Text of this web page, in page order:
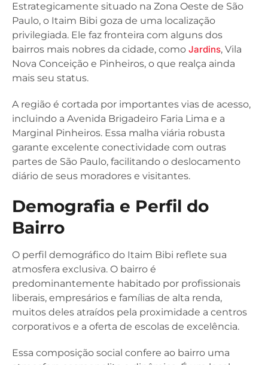
Estrategicamente situado na Zona Oeste de São
Paulo, o Itaim Bibi goza de uma localização
privilegiada. Ele faz fronteira com alguns dos
bairros mais nobres da cidade, como Jardins, Vila
Nova Conceição e Pinheiros, o que realça ainda
mais seu status.
A região é cortada por importantes vias de acesso,
incluindo a Avenida Brigadeiro Faria Lima e a
Marginal Pinheiros. Essa malha viária robusta
garante excelente conectividade com outras
partes de São Paulo, facilitando o deslocamento
diário de seus moradores e visitantes.
Demografia e Perfil do
Bairro
O perfil demográfico do Itaim Bibi reflete sua
atmosfera exclusiva. O bairro é
predominantemente habitado por profissionais
liberais, empresários e famílias de alta renda,
muitos deles atraídos pela proximidade a centros
corporativos e a oferta de escolas de excelência.
Essa composição social confere ao bairro uma